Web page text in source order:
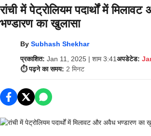
रांची में पेट्रोलियम पदार्थों में
भण्डारण का खुलासा
By Subhash Shekhar
प्रकाशित: Jan 11, 2025 | शाम 3:41अपडेटेड:
⏱️ पढ़ने का समय: 2 मिनट